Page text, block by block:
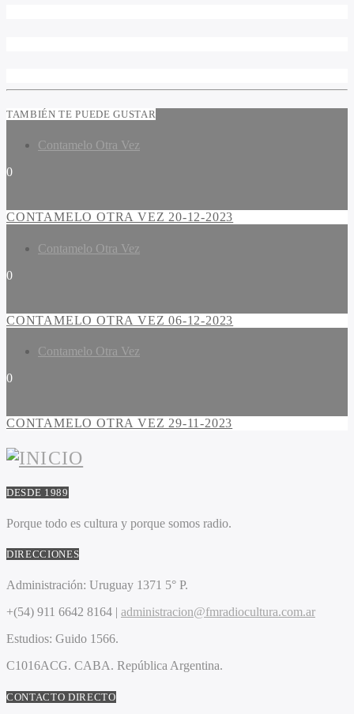
TAMBIÉN TE PUEDE GUSTAR
Contamelo Otra Vez
0
CONTAMELO OTRA VEZ 20-12-2023
Contamelo Otra Vez
0
CONTAMELO OTRA VEZ 06-12-2023
Contamelo Otra Vez
0
CONTAMELO OTRA VEZ 29-11-2023
DESDE 1989
Porque todo es cultura y porque somos radio.
DIRECCIONES
Administración: Uruguay 1371 5° P.
+(54) 911 6642 8164 | administracion@fmradiocultura.com.ar
Estudios: Guido 1566.
C1016ACG. CABA. República Argentina.
CONTACTO DIRECTO